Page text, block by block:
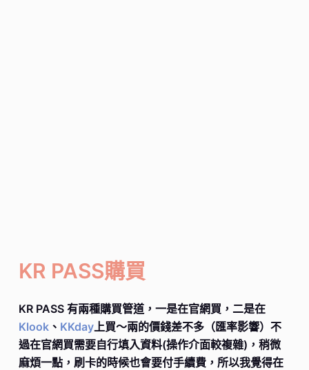
KR PASS購買
KR PASS 有兩種購買管道，一是在官網買，二是在
Klook、 KKday上買～兩的價錢差不多（匯率影響）不
過在官網買需要自行填入資料(操作介面較複雜)，稍微
麻煩一點，刷卡的時候也會要付手續費，所以我覺得在